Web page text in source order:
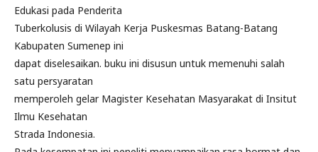
Edukasi pada Penderita
Tuberkolusis di Wilayah Kerja Puskesmas Batang-Batang
Kabupaten Sumenep ini
dapat diselesaikan. buku ini disusun untuk memenuhi salah
satu persyaratan
memperoleh gelar Magister Kesehatan Masyarakat di Insitut
Ilmu Kesehatan
Strada Indonesia.